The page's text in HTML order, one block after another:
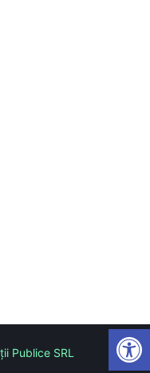
Publice SRL